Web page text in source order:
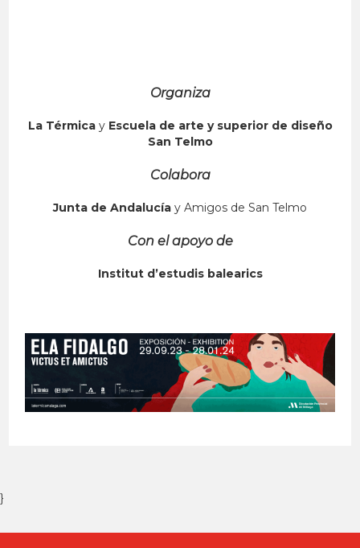
Organiza
La Térmicay Escuela de arte y superior de diseño
San Telmo
Colabora
Junta de Andalucía y Amigos de San Telmo
Con el apoyo de
Institut d’estudis balearics
}